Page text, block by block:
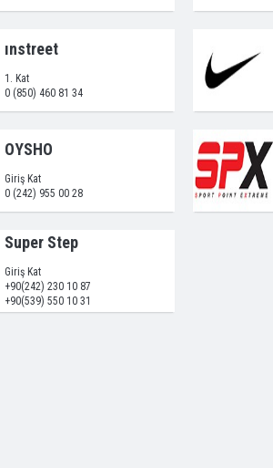
ınstreet
1. Kat
0 (850) 460 81 34
OYSHO
Giriş Kat
0 (242) 955 00 28
Super Step
Giriş Kat
+90(242) 230 10 87
+90(539) 550 10 31